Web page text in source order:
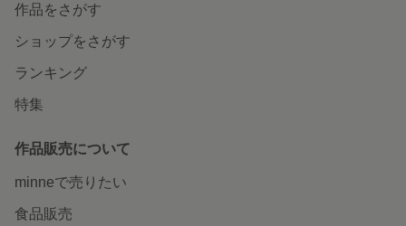
作品をさがす
ショップをさがす
ランキング
特集
作品販売について
minneで売りたい
食品販売